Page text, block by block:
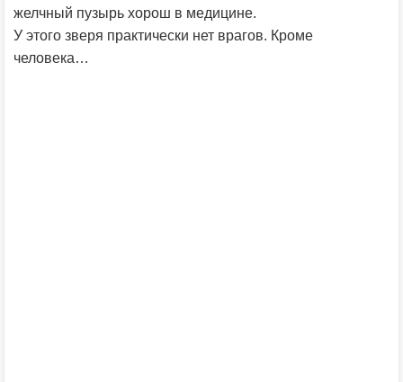
желчный пузырь хорош в медицине.
У этого зверя практически нет врагов. Кроме
человека…